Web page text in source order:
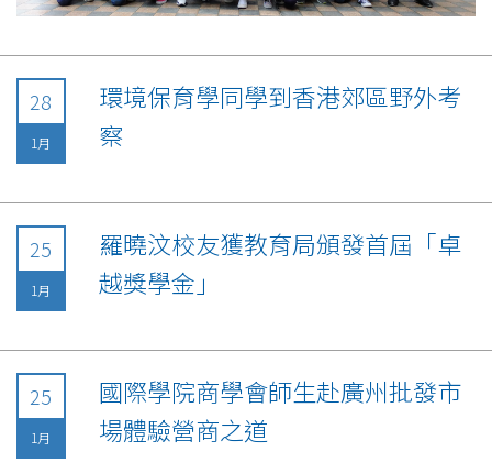
28
1月
環境保育學同學到香港郊區野外考
察
25
1月
羅曉汶校友獲教育局頒發首屆「卓
越獎學金」
25
1月
國際學院商學會師生赴廣州批發市
場體驗營商之道